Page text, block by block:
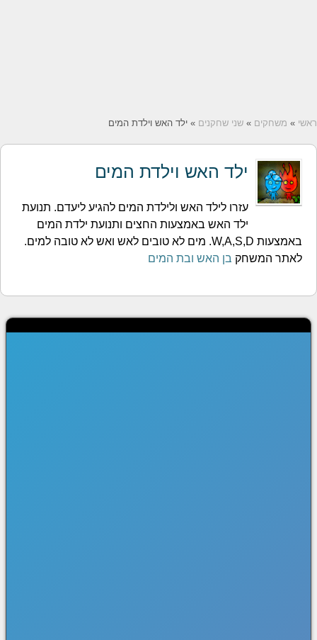
ראשי » משחקים » שני שחקנים » ילד האש וילדת המים
ילד האש וילדת המים
עזרו לילד האש ולילדת המים להגיע ליעדם. תנועת
ילד האש באמצעות החצים ותנועת ילדת המים
באמצעות W,A,S,D. מים לא טובים לאש ואש לא טובה למים.
לאתר המשחק בן האש ובת המים